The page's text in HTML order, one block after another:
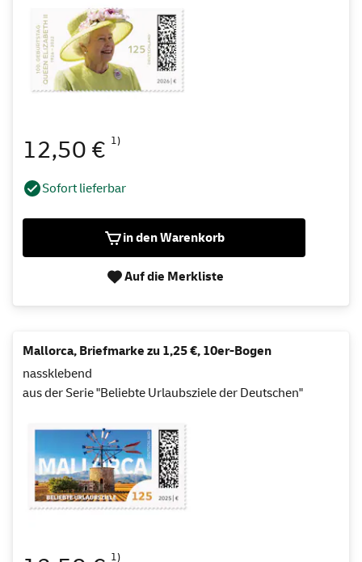
12,50 € 1)
Sofort lieferbar
in den Warenkorb
Auf die Merkliste
Mallorca, Briefmarke zu 1,25 €, 10er-Bogen
nassklebend
aus der Serie "Beliebte Urlaubsziele der Deutschen"
1)